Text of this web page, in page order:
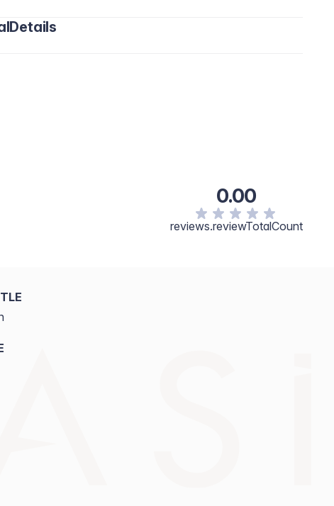
помасажуйте і добре змийте.
0.00
reviews.reviewTotalCount